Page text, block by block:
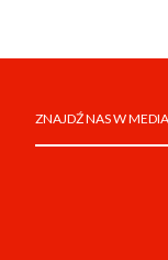
ZNAJDŹ NAS W